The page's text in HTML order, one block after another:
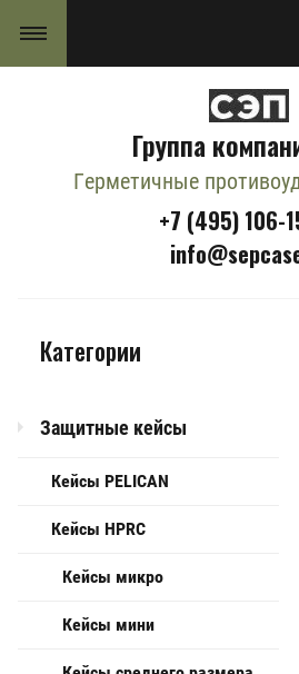
Группа
Герметичные
+7 (495) 106-
Категории
Защитные кейсы
Кейсы PELICAN
Кейсы HPRC
Кейсы микро
Кейсы мини